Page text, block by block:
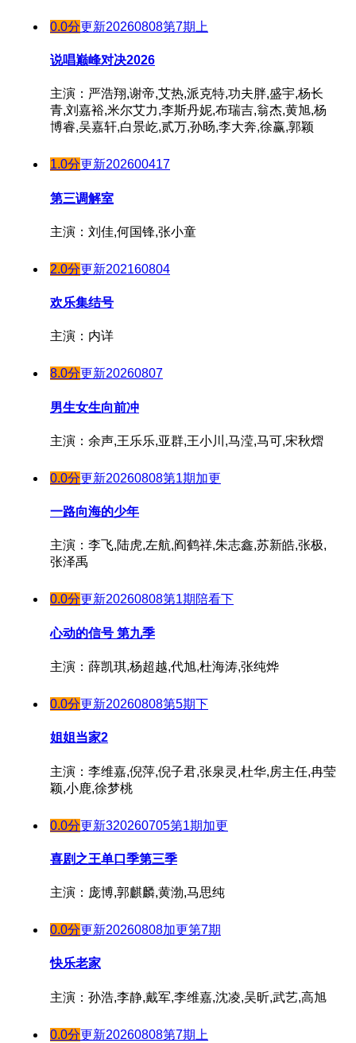
20240903
20240904
20240906
20240909
20240911
20240912
20240916
20240919
20240920
20241007
20241008
20241017
20241018
20241024
20241030
20241031
20241101
20241105
20241108
20241112
20241113
20241114
20241118
20241119
20241121
20241122
20241126
20241127
20241202
20190617
20190619
20190620
20190621
20190624
20190626
20190627
20190702
20190703
20190705
20190510
20190514
20190515
20190606
20190607
20190610
20190612
20190613
20190617
20190619
20190620
20190624
20190625
20190627
20190701
20190703
20190704
20190705
0.0分更新20260808第7期上
说唱巅峰对决2026
主演：严浩翔,谢帝,艾热,派克特,功夫胖,盛宇,杨长
青,刘嘉裕,米尔艾力,李斯丹妮,布瑞吉,翁杰,黄旭,杨
博睿,吴嘉轩,白景屹,贰万,孙旸,李大奔,徐赢,郭颖
1.0分更新202600417
第三调解室
主演：刘佳,何国锋,张小童
2.0分更新202160804
欢乐集结号
主演：内详
8.0分更新20260807
男生女生向前冲
主演：余声,王乐乐,亚群,王小川,马滢,马可,宋秋熠
0.0分更新20260808第1期加更
一路向海的少年
主演：李飞,陆虎,左航,阎鹤祥,朱志鑫,苏新皓,张极,
张泽禹
0.0分更新20260808第1期陪看下
心动的信号 第九季
主演：薛凯琪,杨超越,代旭,杜海涛,张纯烨
0.0分更新20260808第5期下
姐姐当家2
主演：李维嘉,倪萍,倪子君,张泉灵,杜华,房主任,冉莹
颖,小鹿,徐梦桃
0.0分更新320260705第1期加更
喜剧之王单口季第三季
主演：庞博,郭麒麟,黄渤,马思纯
0.0分更新20260808加更第7期
快乐老家
主演：孙浩,李静,戴军,李维嘉,沈凌,吴昕,武艺,高旭
0.0分更新20260808第7期上